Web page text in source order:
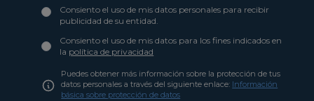
Consiento el uso de mis datos personales para recibir
publicidad de su entidad.
Consiento el uso de mis datos para los fines indicados en
la política de privacidad
Puedes obtener más información sobre la protección de tus
datos personales a través del siguiente enlace: Información
básica sobre protección de datos